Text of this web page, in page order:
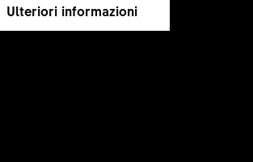
Ulteriori informazioni